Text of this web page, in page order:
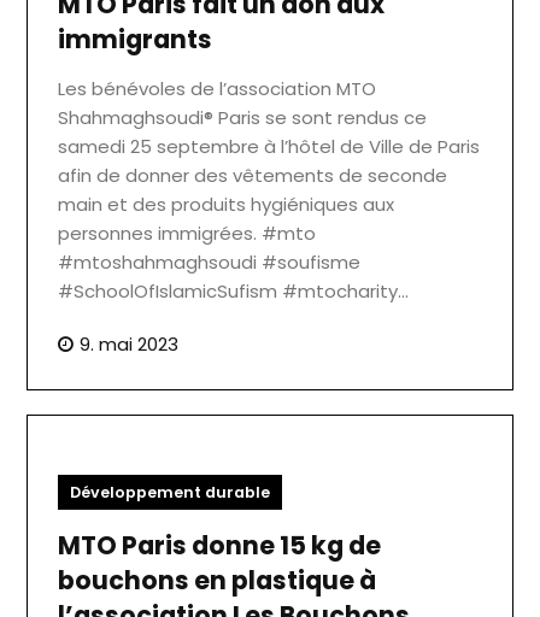
immigrants
Les bénévoles de l’association MTO
Shahmaghsoudi®️ Paris se sont rendus ce
samedi 25 septembre à l’hôtel de Ville de Paris
afin de donner des vêtements de seconde
main et des produits hygiéniques aux
personnes immigrées. #mto
#mtoshahmaghsoudi #soufisme
#SchoolOfIslamicSufism #mtocharity…
9. mai 2023
Développement durable
MTO Paris donne 15 kg de
bouchons en plastique à